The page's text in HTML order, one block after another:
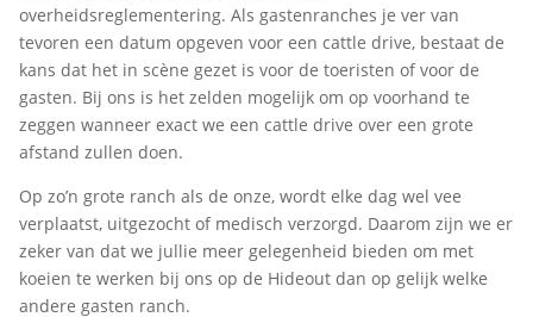
overheidsreglementering. Als gastenranches je ver van
tevoren een datum opgeven voor een cattle drive, bestaat de
kans dat het in scène gezet is voor de toeristen of voor de
gasten. Bij ons is het zelden mogelijk om op voorhand te
zeggen wanneer exact we een cattle drive over een grote
afstand zullen doen.
Op zo’n grote ranch als de onze, wordt elke dag wel vee
verplaatst, uitgezocht of medisch verzorgd. Daarom zijn we er
zeker van dat we jullie meer gelegenheid bieden om met
koeien te werken bij ons op de Hideout dan op gelijk welke
andere gasten ranch.